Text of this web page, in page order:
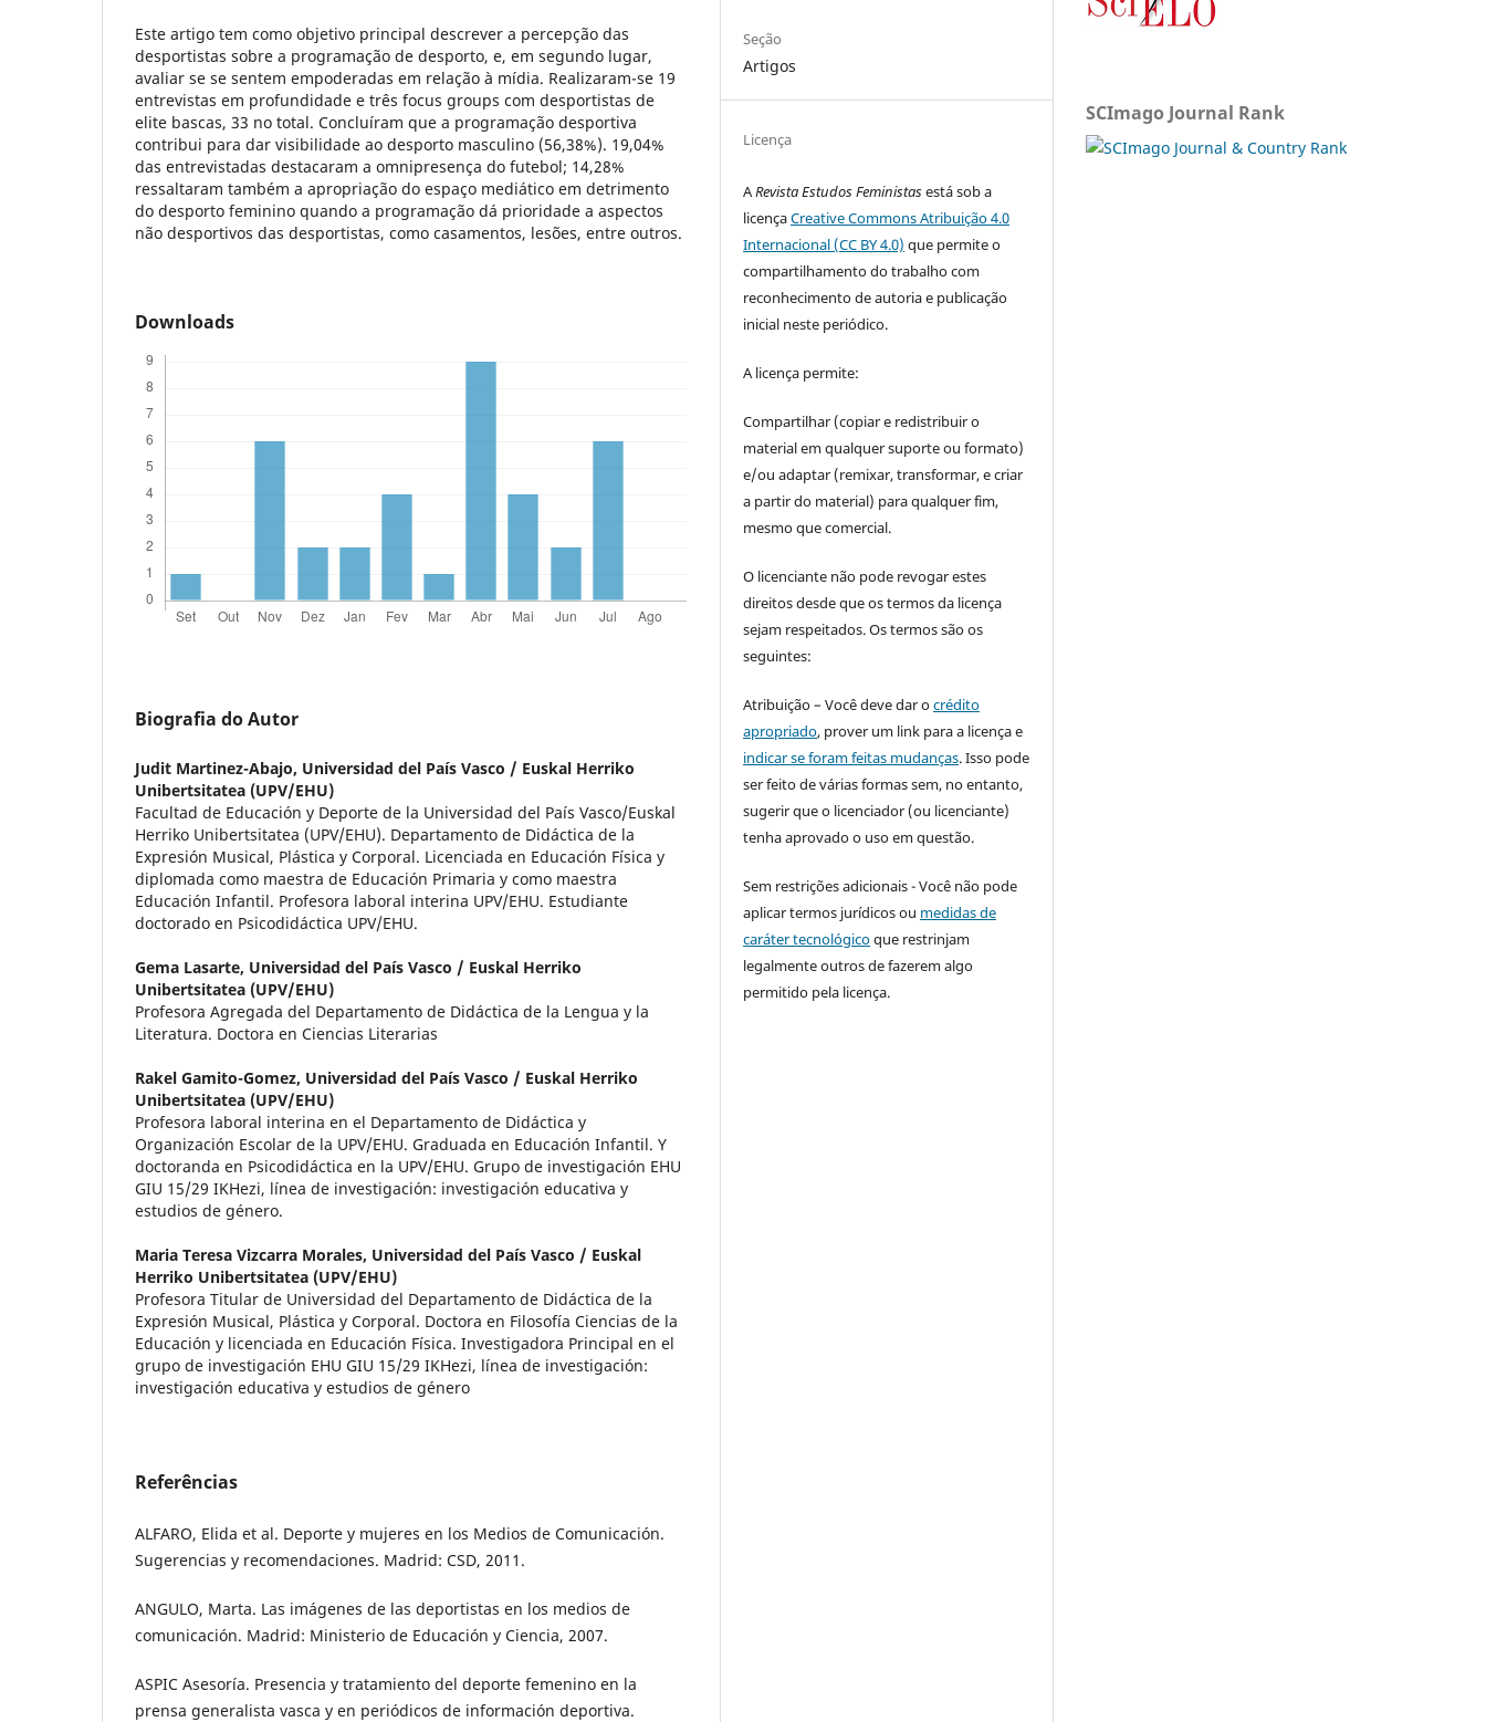
Este artigo tem como objetivo principal descrever a percepção das
desportistas sobre a programação de desporto, e, em segundo lugar,
avaliar se se sentem empoderadas em relação à mídia. Realizaram-se 19
entrevistas em profundidade e três focus groups com desportistas de
elite bascas, 33 no total. Concluíram que a programação desportiva
contribui para dar visibilidade ao desporto masculino (56,38%). 19,04%
das entrevistadas destacaram a omnipresença do futebol; 14,28%
ressaltaram também a apropriação do espaço mediático em detrimento
do desporto feminino quando a programação dá prioridade a aspectos
não desportivos das desportistas, como casamentos, lesões, entre outros.
Downloads
Biografia do Autor
Judit Martinez-Abajo, Universidad del País Vasco / Euskal Herriko
Unibertsitatea (UPV/EHU)
Facultad de Educación y Deporte de la Universidad del País Vasco/Euskal
Herriko Unibertsitatea (UPV/EHU). Departamento de Didáctica de la
Expresión Musical, Plástica y Corporal. Licenciada en Educación Física y
diplomada como maestra de Educación Primaria y como maestra
Educación Infantil. Profesora laboral interina UPV/EHU. Estudiante
doctorado en Psicodidáctica UPV/EHU.
Gema Lasarte, Universidad del País Vasco / Euskal Herriko
Unibertsitatea (UPV/EHU)
Profesora Agregada del Departamento de Didáctica de la Lengua y la
Literatura. Doctora en Ciencias Literarias
Rakel Gamito-Gomez, Universidad del País Vasco / Euskal Herriko
Unibertsitatea (UPV/EHU)
Profesora laboral interina en el Departamento de Didáctica y
Organización Escolar de la UPV/EHU. Graduada en Educación Infantil. Y
doctoranda en Psicodidáctica en la UPV/EHU. Grupo de investigación EHU
GIU 15/29 IKHezi, línea de investigación: investigación educativa y
estudios de género.
Maria Teresa Vizcarra Morales, Universidad del País Vasco / Euskal
Herriko Unibertsitatea (UPV/EHU)
Profesora Titular de Universidad del Departamento de Didáctica de la
Expresión Musical, Plástica y Corporal. Doctora en Filosofía Ciencias de la
Educación y licenciada en Educación Física. Investigadora Principal en el
grupo de investigación EHU GIU 15/29 IKHezi, línea de investigación:
investigación educativa y estudios de género
Referências
ALFARO, Elida et al. Deporte y mujeres en los Medios de Comunicación.
Sugerencias y recomendaciones. Madrid: CSD, 2011.
ANGULO, Marta. Las imágenes de las deportistas en los medios de
comunicación. Madrid: Ministerio de Educación y Ciencia, 2007.
ASPIC Asesoría. Presencia y tratamiento del deporte femenino en la
prensa generalista vasca y en periódicos de información deportiva.
Seção
Artigos
Licença
ARevista Estudos Feministasestá sob a
licençaCreative Commons Atribuição 4.0
Internacional (CC BY 4.0) que permite o
compartilhamento do trabalho com
reconhecimento de autoria e publicação
inicial neste periódico.
A licença permite:
Compartilhar (copiar e redistribuir o
material em qualquer suporte ou formato)
e/ou adaptar (remixar, transformar, e criar
a partir do material) para qualquer fim,
mesmo que comercial.
O licenciante não pode revogar estes
direitos desde que os termos da licença
sejam respeitados. Os termos são os
seguintes:
Atribuição – Você deve dar ocrédito
apropriado, prover um link para a licença e
indicar se foram feitas mudanças. Isso pode
ser feito de várias formas sem, no entanto,
sugerir que o licenciador (ou licenciante)
tenha aprovado o uso em questão.
Sem restrições adicionais - Você não pode
aplicar termos jurídicos ou medidas de
caráter tecnológicoque restrinjam
legalmente outros de fazerem algo
permitido pela licença.
SCImago Journal Rank